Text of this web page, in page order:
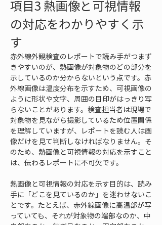
項目3 熱画像と可視情報
の対応をわかりやすく示
す
赤外線外観検査のレポートで読み手がつまず
きやすいのが、熱画像が対象物のどの部分を
示しているのか分からないという点です。赤
外線画像は温度分布を示すため、可視画像の
ように形状や文字、周囲の目印がはっきり写
らないことがあります。検査担当者は現場で
対象物を見ながら撮影しているため位置関係
を理解していますが、レポートを読む人は画
像だけを見て判断しなければなりません。そ
のため、熱画像と可視情報の対応を示すこと
は、伝わるレポートに不可欠です。
熱画像と可視情報の対応を示す目的は、読み
手に「どこを見ているのか」を迷わせないこ
とです。たとえば、赤外線画像に高温部が写
っていても、それが対象物の端部なのか、中